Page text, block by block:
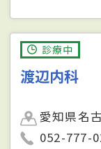
診療中
渡辺内科
愛知県名
052-777-